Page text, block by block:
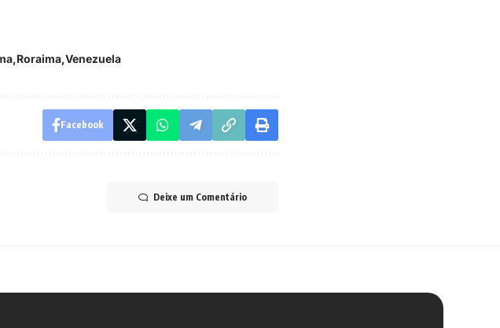
Roraima Venezuela
Facebook
Deixe um Comentário